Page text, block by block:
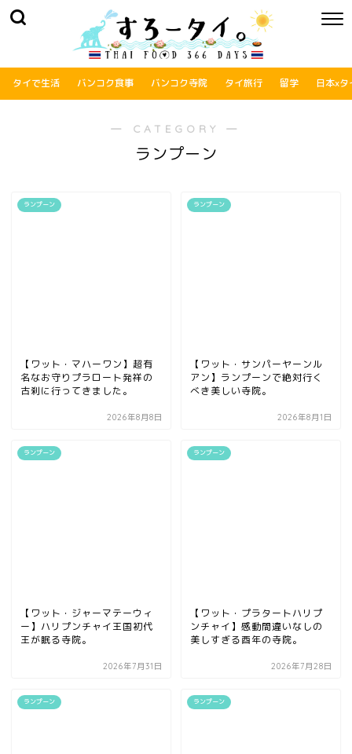
タイで生活 バンコク食事 バンコク寺院 タイ旅行 留学 日本xタ
― CATEGORY ―
ランプーン
ランプーン
【ワット・マハーワン】超有
名なお守りプラロート発祥の
古刹に行ってきました。
2026年8月8日
ランプーン
【ワット・サンパーヤーンル
アン】ランプーンで絶対行く
べき美しい寺院。
2026年8月1日
ランプーン
【ワット・ジャーマテーウィ
ー】ハリプンチャイ王国初代
王が眠る寺院。
2026年7月31日
ランプーン
【ワット・プラタートハリプ
ンチャイ】感動間違いなしの
美しすぎる酉年の寺院。
2026年7月28日
ランプーン ランプーン